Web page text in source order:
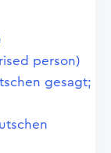
person)
gesagt;